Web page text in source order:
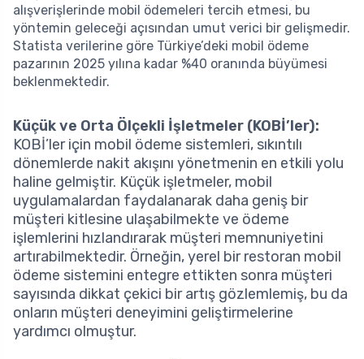
alışverişlerinde mobil ödemeleri tercih etmesi, bu
yöntemin geleceği açısından umut verici bir gelişmedir.
Statista verilerine göre Türkiye’deki mobil ödeme
pazarının 2025 yılına kadar %40 oranında büyümesi
beklenmektedir.
Küçük ve Orta Ölçekli İşletmeler (KOBİ’ler):
KOBİ’ler için mobil ödeme sistemleri, sıkıntılı
dönemlerde nakit akışını yönetmenin en etkili yolu
haline gelmiştir. Küçük işletmeler, mobil
uygulamalardan faydalanarak daha geniş bir
müşteri kitlesine ulaşabilmekte ve ödeme
işlemlerini hızlandırarak müşteri memnuniyetini
artırabilmektedir. Örneğin, yerel bir restoran mobil
ödeme sistemini entegre ettikten sonra müşteri
sayısında dikkat çekici bir artış gözlemlemiş, bu da
onların müşteri deneyimini geliştirmelerine
yardımcı olmuştur.